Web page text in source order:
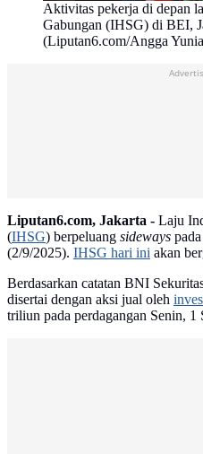
Aktivitas pekerja di depan
Gabungan (IHSG) di BEI,
(Liputan6.com/Angga
Liputan6.com, Jakarta - Laju
(IHSG) berpeluang sideways
(2/9/2025). IHSG hari ini akan
Berdasarkan catatan BNI
disertai dengan aksi jual oleh
triliun pada perdagangan Senin, 1